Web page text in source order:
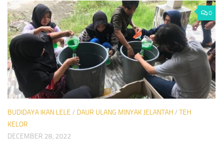
0
BUDIDAYA IKAN LELE / DAUR ULANG MINYAK JELANTAH/ TEH
KELOR
DECEMBER 28, 2022